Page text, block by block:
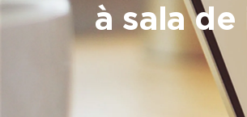
à sala de